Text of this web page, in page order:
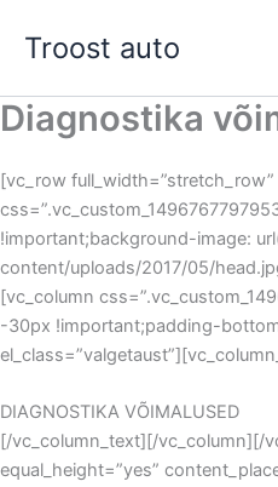
Troost auto
Diagnostika
[vc_row full_width=”stretch_row”
!important;background-image:
content/uploads/2017/05/
[vc_column
-30px !important;padding-
DIAGNOSTIKA VÕIMALUSED
[/vc_column_text][/vc_column][/
equal_height=”yes”